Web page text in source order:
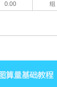
0.00 组